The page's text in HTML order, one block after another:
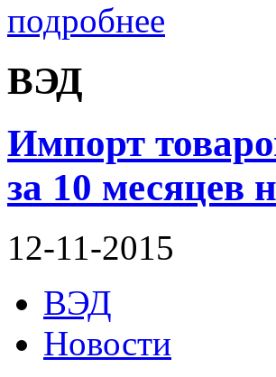
подробнее
ВЭД
Импорт
за 10 месяцев
12-11-2015
ВЭД
Новости